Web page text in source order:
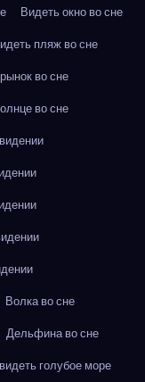
Видеть окно во сне
пляж во сне
во сне
во сне
Волка во сне
Дельфина во сне
голубое море